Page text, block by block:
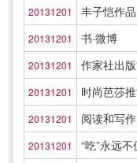
20131201 丰子恺作
20131201 书·微博
20131201 作家社出
20131201 时尚芭莎
20131201 阅读和写
20131201 “吃”永远不